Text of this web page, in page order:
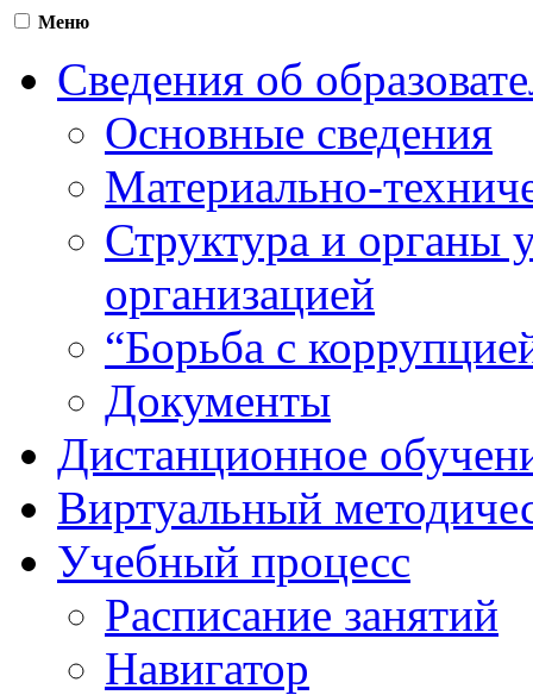
Меню
Сведения об
Основные сведения
Материально-
Структура и органы
организацией
“Борьба с
Документы
Дистанционное
Виртуальный
Учебный процесс
Расписание занятий
Навигатор